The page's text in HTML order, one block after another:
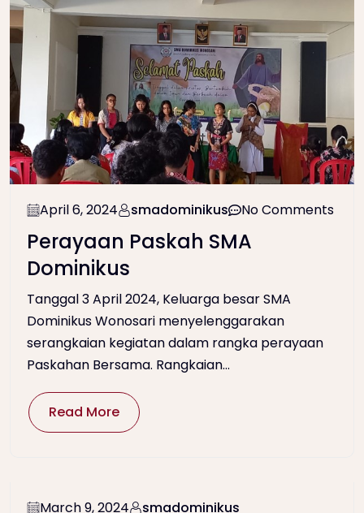
April 6, 2024 smadominikus No Comments
Perayaan Paskah SMA
Dominikus
Tanggal 3 April 2024, Keluarga besar SMA
Dominikus Wonosari menyelenggarakan
serangkaian kegiatan dalam rangka perayaan
Paskahan Bersama. Rangkaian...
Read More
March 9, 2024 smadominikus